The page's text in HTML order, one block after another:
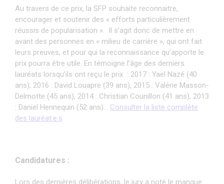
Au travers de ce prix, la SFP souhaite reconnaitre,
encourager et soutenir des « efforts particulièrement
réussis de popularisation ».
Il s’agit donc de mettre en
avant des personnes en « milieu de carrière », qui ont fait
leurs preuves, et pour qui la reconnaissance qu’apporte le
prix pourra être utile. En témoigne l’âge des derniers
lauréats lorsqu’ils ont reçu le prix : 2017 : Yael Nazé (40
ans); 2016 : David Louapre (39 ans), 2015 : Valérie Masson-
Delmotte (45 ans), 2014 : Christian Counillon (41 ans), 2013
: Daniel Hennequin (52 ans)… Consulter la liste complète
des lauréat.e.s
Candidatures :
Lors des dernières délibérations, le jury a noté le manque